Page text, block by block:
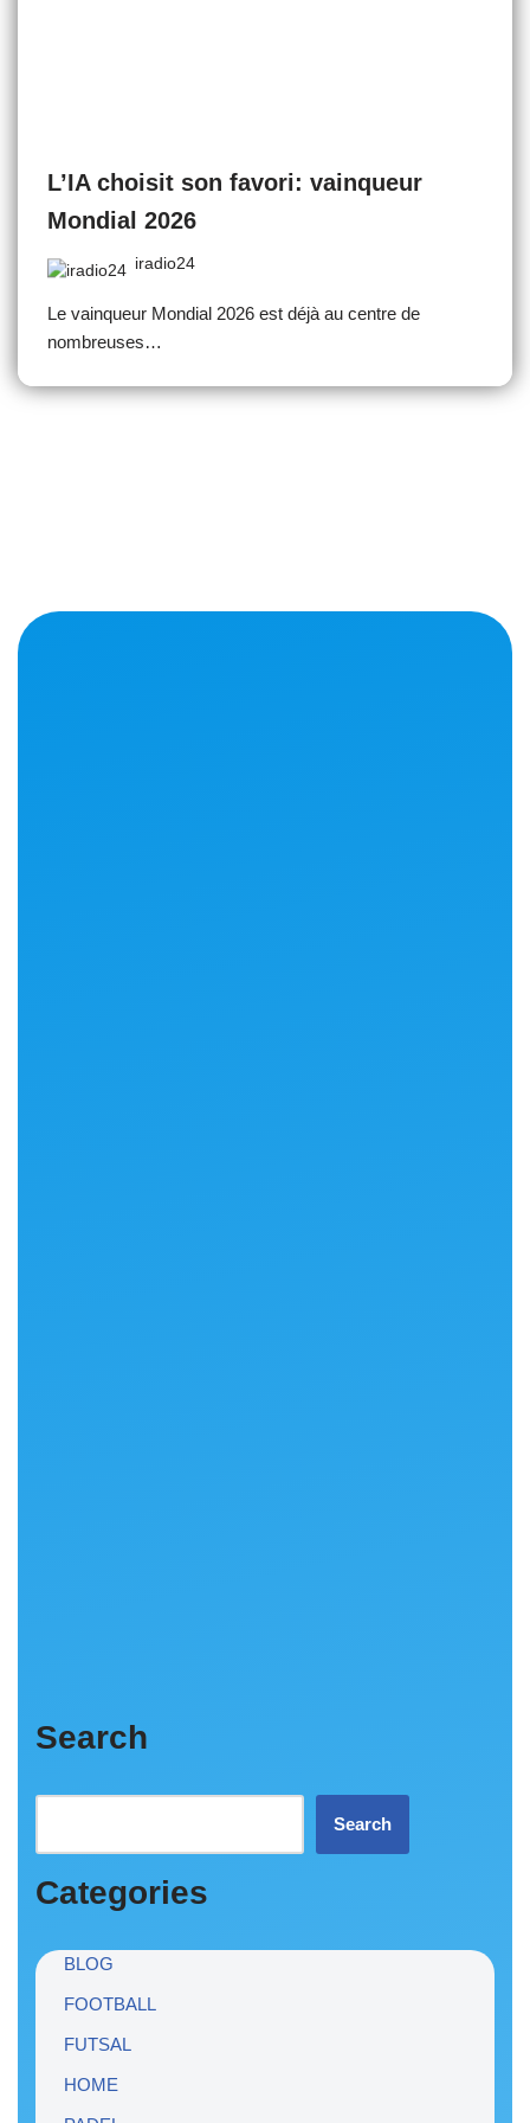
L’IA choisit son favori: vainqueur
Mondial 2026
iradio24
Le vainqueur Mondial 2026 est déjà au centre de
nombreuses…
Search
Search
Categories
BLOG
FOOTBALL
FUTSAL
HOME